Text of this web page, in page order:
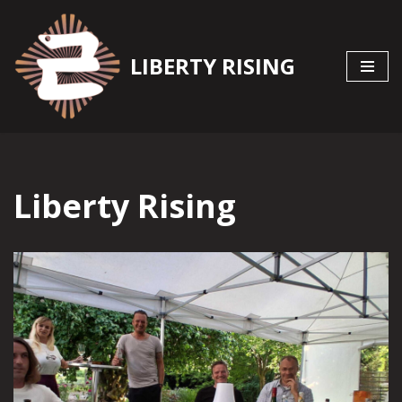
Zum
Inhalt
springen
LIBERTY RISING
Liberty Rising